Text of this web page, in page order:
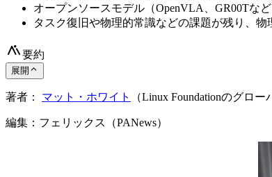
オープンソースモデル（OpenVLA、GR00Tな
タスク復旧や物理的常識などの課題が残り、物
要約
展開
著者： マット・ホワイト （Linux Foundationのグロ
編集：フェリックス（PANews）